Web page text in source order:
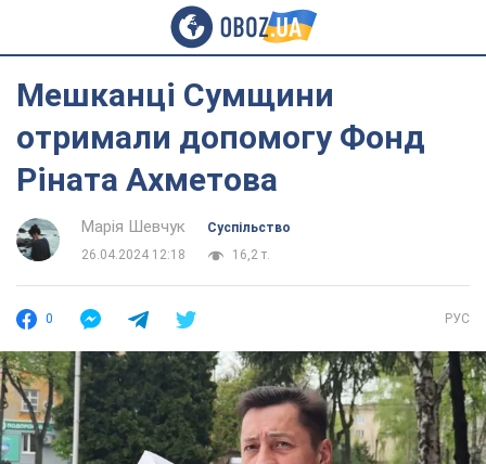
Мешканці Сумщини
отримали допомогу Фонд
Ріната Ахметова
Марія Шевчук
Суспільство
26.04.2024 12:18
16,2 т.
0 РУС